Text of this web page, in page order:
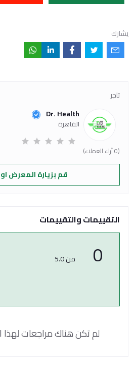
يشارك
تاجر
Dr. Health
القاهرة
(0 آراء العملاء)
قم بزيارة المعرض او
التقييمات والتقييمات
0 من 5.0
لم تكن هناك مراجعات لهذا